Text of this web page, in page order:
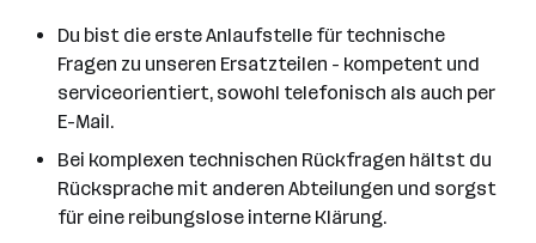
Du bist die erste Anlaufstelle für technische
Fragen zu unseren Ersatzteilen - kompetent und
serviceorientiert, sowohl telefonisch als auch per
E-Mail.
Bei komplexen technischen Rückfragen hältst du
Rücksprache mit anderen Abteilungen und sorgst
für eine reibungslose interne Klärung.